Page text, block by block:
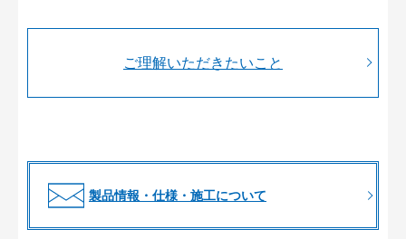
ご理解いただきたいこと
製品情報・仕様・施工について